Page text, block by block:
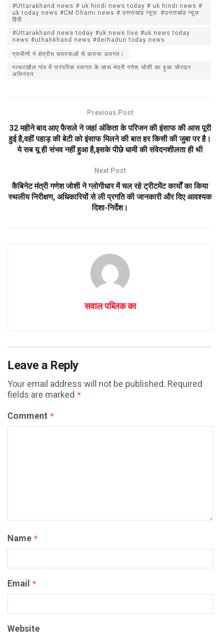
s
A
p
p
b
o
o
k
e
#Uttarakhand news # uk hindi news today # uk hindi news #
uk today news #CM Dhami news # उत्तराखंड न्यूज़. #उत्तराखंड न्यूज़
हिंदी
#Uttarakhand news today #uk news live #uk news today
news #uthahkhand news #derhadun today news
ग्रामीणों ने क्षेत्रीय समस्याओं से कराया अवगत।
पत्थरखौल गांव में पारंपरिक स्वागत के साथ मंत्री गणेश जोशी का हुआ जोरदार
अभिनंदन
Previous Post
32 महीने बाद आए फैसले ने जहां अंकिता के परिजन की इंसाफ की आस पूरी
हुई है,वहीं पहाड़ की बेटी को इंसाफ मिलने की बात हर किसी की जुबा पर है।
ये सब यू ही संभव नहीं हुआ है,इसके पीछे धामी की संवेदनशीलता ही थी
Next Post
कैबिनेट मंत्री गणेश जोशी ने ग्लोगीधार में चल रहे ट्रीटमेंट कार्यों का किया
स्थलीय निरीक्षण, अधिकारियों से ली प्रगति की जानकारी और दिए आवश्यक
दिशा-निर्देश।
सवाल पब्लिक का
Leave a Reply
Your email address will not be published. Required
fields are marked *
Comment *
Name *
Email *
Website